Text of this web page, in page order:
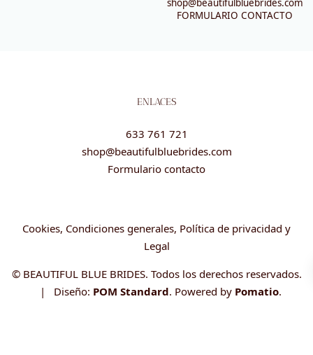
shop@beautifulbluebrides.com
FORMULARIO CONTACTO
ENLACES
633 761 721
shop@beautifulbluebrides.com
Formulario contacto
Cookies, Condiciones generales, Política de privacidad y
Legal
© BEAUTIFUL BLUE BRIDES. Todos los derechos reservados.
| Diseño: POM Standard. Powered by Pomatio.